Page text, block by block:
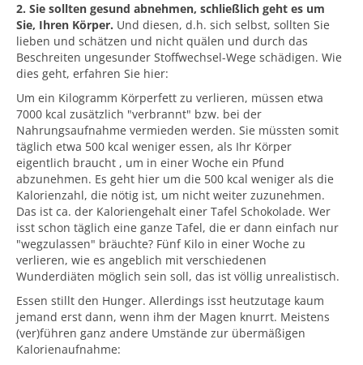
2. Sie sollten gesund abnehmen, schließlich geht es um
Sie, Ihren Körper. Und diesen, d.h. sich selbst, sollten Sie
lieben und schätzen und nicht quälen und durch das
Beschreiten ungesunder Stoffwechsel-Wege schädigen. Wie
dies geht, erfahren Sie hier:
Um ein Kilogramm Körperfett zu verlieren, müssen etwa
7000 kcal zusätzlich "verbrannt" bzw. bei der
Nahrungsaufnahme vermieden werden. Sie müssten somit
täglich etwa 500 kcal weniger essen, als Ihr Körper
eigentlich braucht , um in einer Woche ein Pfund
abzunehmen. Es geht hier um die 500 kcal weniger als die
Kalorienzahl, die nötig ist, um nicht weiter zuzunehmen.
Das ist ca. der Kaloriengehalt einer Tafel Schokolade. Wer
isst schon täglich eine ganze Tafel, die er dann einfach nur
"wegzulassen" bräuchte? Fünf Kilo in einer Woche zu
verlieren, wie es angeblich mit verschiedenen
Wunderdiäten möglich sein soll, das ist völlig unrealistisch.
Essen stillt den Hunger. Allerdings isst heutzutage kaum
jemand erst dann, wenn ihm der Magen knurrt. Meistens
(ver)führen ganz andere Umstände zur übermäßigen
Kalorienaufnahme: